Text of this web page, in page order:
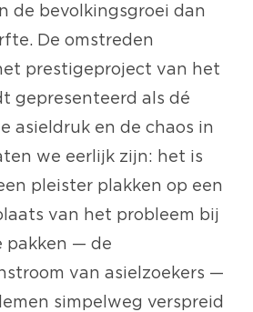
de bevolkingsgroei dan
De omstreden
prestigeproject van het
gepresenteerd als dé
asieldruk en de chaos in
we eerlijk zijn: het is
pleister plakken op een
van het probleem bij
pakken — de
van asielzoekers —
simpelweg verspreid